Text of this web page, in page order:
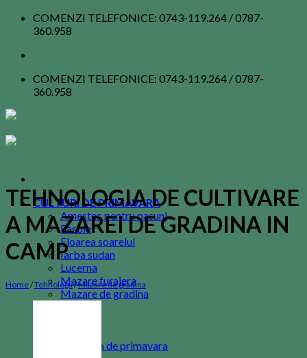
Skip
COMENZI TELEFONICE: 0743-119.264 / 0787-
360.958
COMENZI TELEFONICE: 0743-119.264 / 0787-
360.958
CULTURI DE PRIMAVARA
Amestec pentru pasuni
Fasole
Floarea soarelui
Iarba sudan
Lucerna
Mazare furajera
Mazare de gradina
Orzoaica de primavara
TEHNOLOGIA DE CULTIVARE
A MAZAREI DE GRADINA IN
CAMP
Home/Tehnologii/Mazare de gradina